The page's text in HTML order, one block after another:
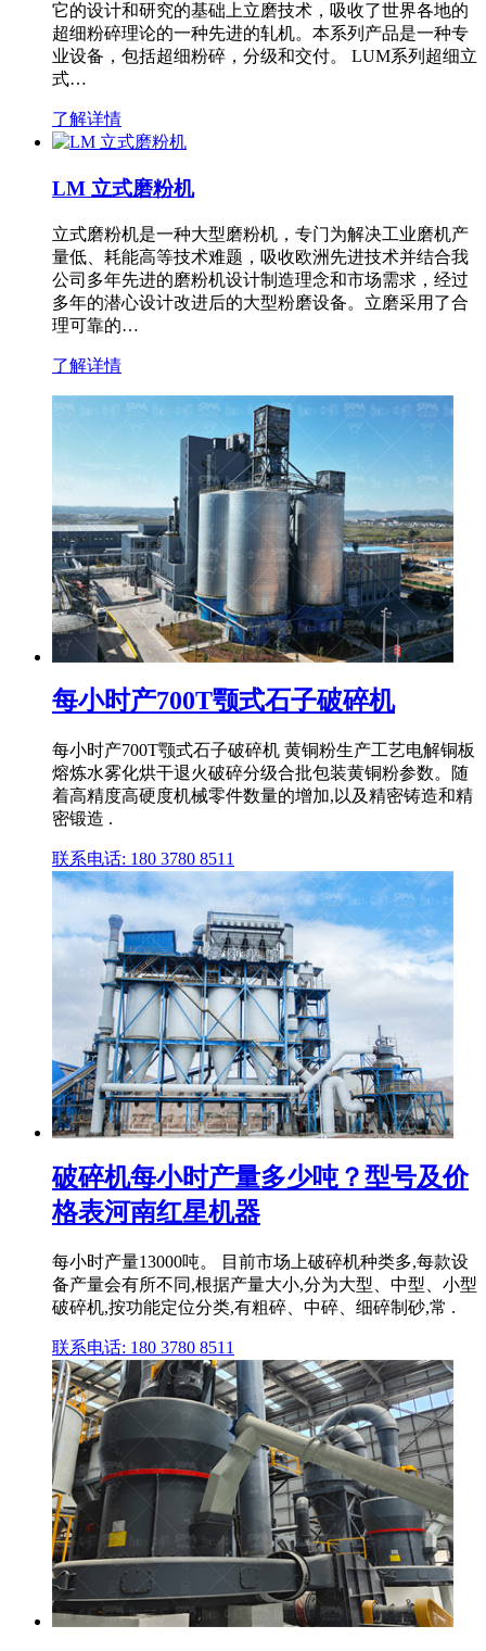
它的设计和研究的基础上立磨技术，吸收了世界各地的
超细粉碎理论的一种先进的轧机。本系列产品是一种专
业设备，包括超细粉碎，分级和交付。 LUM系列超细立
式…
了解详情
LM 立式磨粉机
立式磨粉机是一种大型磨粉机，专门为解决工业磨机产
量低、耗能高等技术难题，吸收欧洲先进技术并结合我
公司多年先进的磨粉机设计制造理念和市场需求，经过
多年的潜心设计改进后的大型粉磨设备。立磨采用了合
理可靠的…
了解详情
每小时产700T颚式石子破碎机
每小时产700T颚式石子破碎机 黄铜粉生产工艺电解铜板
熔炼水雾化烘干退火破碎分级合批包装黄铜粉参数。随
着高精度高硬度机械零件数量的增加,以及精密铸造和精
密锻造 .
联系电话: 180 3780 8511
破碎机每小时产量多少吨？型号及价
格表河南红星机器
每小时产量13000吨。 目前市场上破碎机种类多,每款设
备产量会有所不同,根据产量大小,分为大型、中型、小型
破碎机,按功能定位分类,有粗碎、中碎、细碎制砂,常 .
联系电话: 180 3780 8511